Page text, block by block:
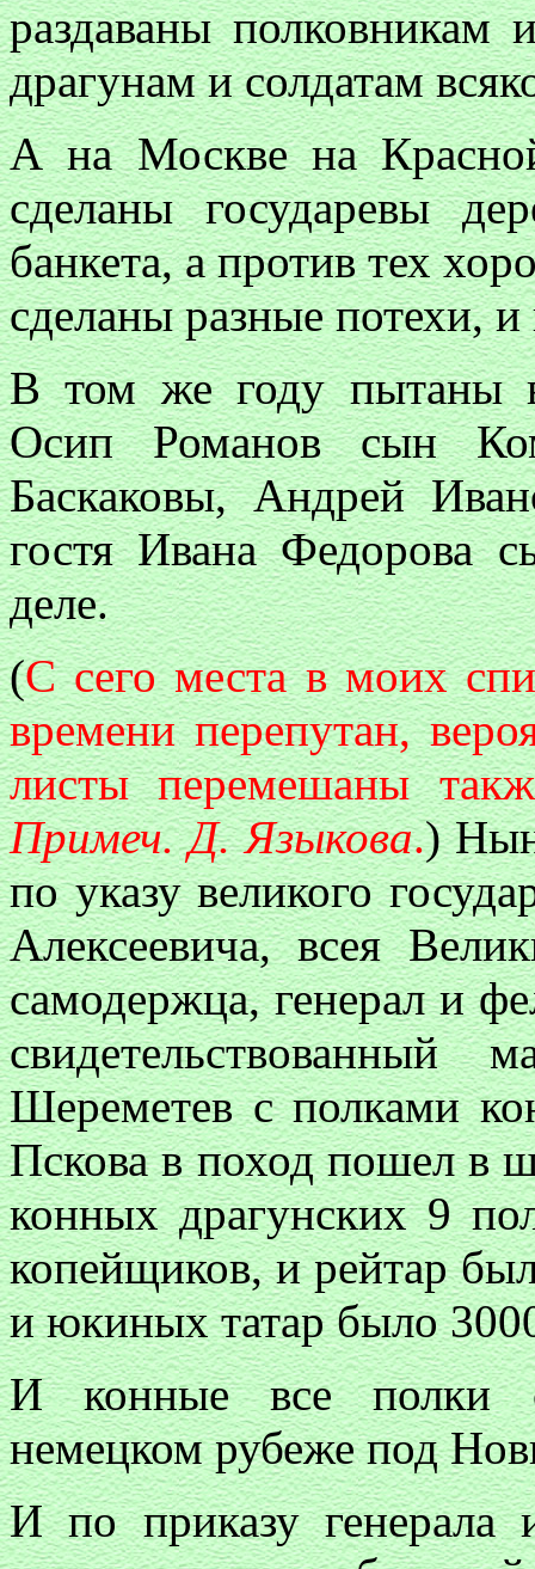
раздаваны
драгунам и солдатам
А на Москве на
сделаны государевы
банкета, а против тех
сделаны разные потехи, и
В том же году пытаны
Осип Романов сын
Баскаковы, Андрей
гостя Ивана Федорова
деле.
(С сего места в моих
времени перепутан,
листы перемешаны
Примеч. Д. Языкова.)
по указу великого
Алексеевича, всея
самодержца, генерал и
свидетельствованный
Шереметев с полками
Пскова в поход пошел в
конных драгунских 9
копейщиков, и рейтар
и юкиных татар было
И конные все полки
немецком рубеже под
И по приказу генерала